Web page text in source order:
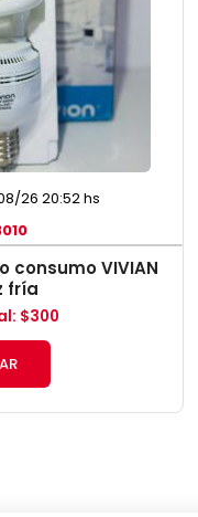
26 20:52 hs
consumo VIVIAN
fría
: $300